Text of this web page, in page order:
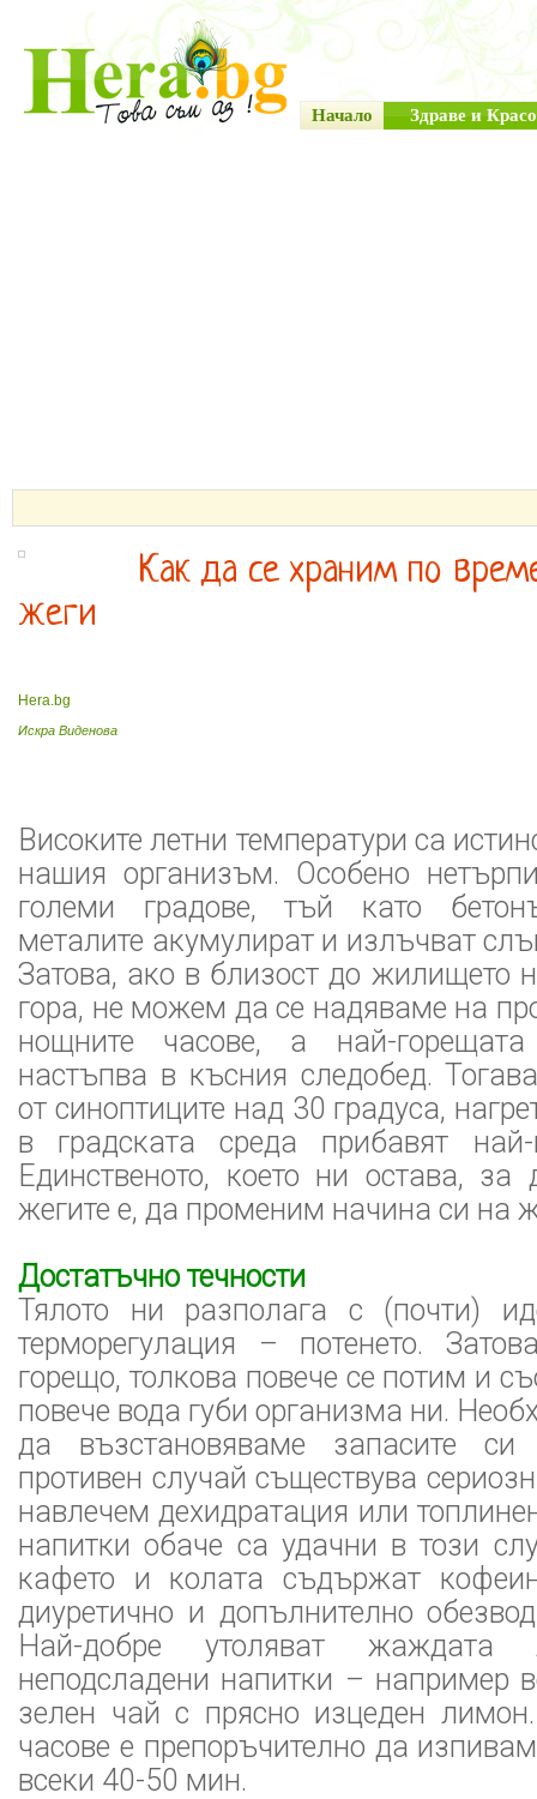
Начало Здраве и
Как да се храним по
жеги
Hera.bg
Искра Виденова
Високите летни температури са
нашия организъм. Особено
големи градове, тъй като
металите акумулират и излъчват
Затова, ако в близост до жилището
гора, не можем да се надяваме на
нощните часове, а най-
настъпва в късния следобед.
от синоптиците над 30 градуса,
в градската среда прибавят
Единственото, което ни остава,
жегите е, да променим начина си на
Достатъчно течности
Тялото ни разполага с (почти)
терморегулация – потенето.
горещо, толкова повече се потим и
повече вода губи организма ни.
да възстановяваме запасите
противен случай съществува
навлечем дехидратация или
напитки обаче са удачни в този
кафето и колата съдържат
диуретично и допълнително
Най-добре утоляват жаждата
неподсладени напитки – например
зелен чай с прясно изцеден
часове е препоръчително да
всеки 40-50 мин.